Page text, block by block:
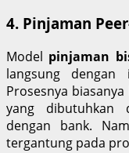
4. Pinjaman
Model pinjaman
langsung
Prosesnya
yang dibutuhkan
dengan bank.
tergantung pada